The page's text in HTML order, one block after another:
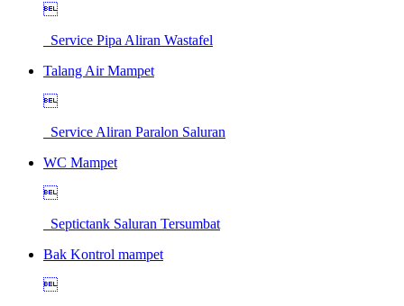

Service Pipa Aliran Wastafel
Talang Air Mampet

Service Aliran Paralon Saluran
WC Mampet

Septictank Saluran Tersumbat
Bak Kontrol mampet
